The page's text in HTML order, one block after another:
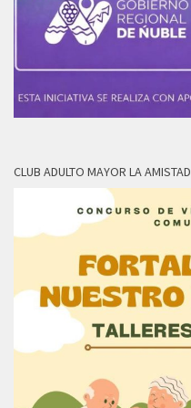
CLUB ADULTO MAYOR LA AMISTAD